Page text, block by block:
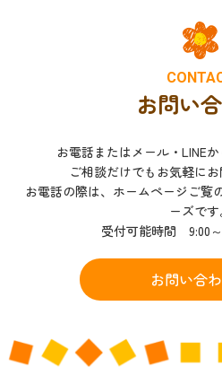
お問い
お電話またはメール・LINE
ご相談だけでもお気軽に
お電話の際は、ホームページご覧
ーズです
受付可能時間 9:00
お問い合